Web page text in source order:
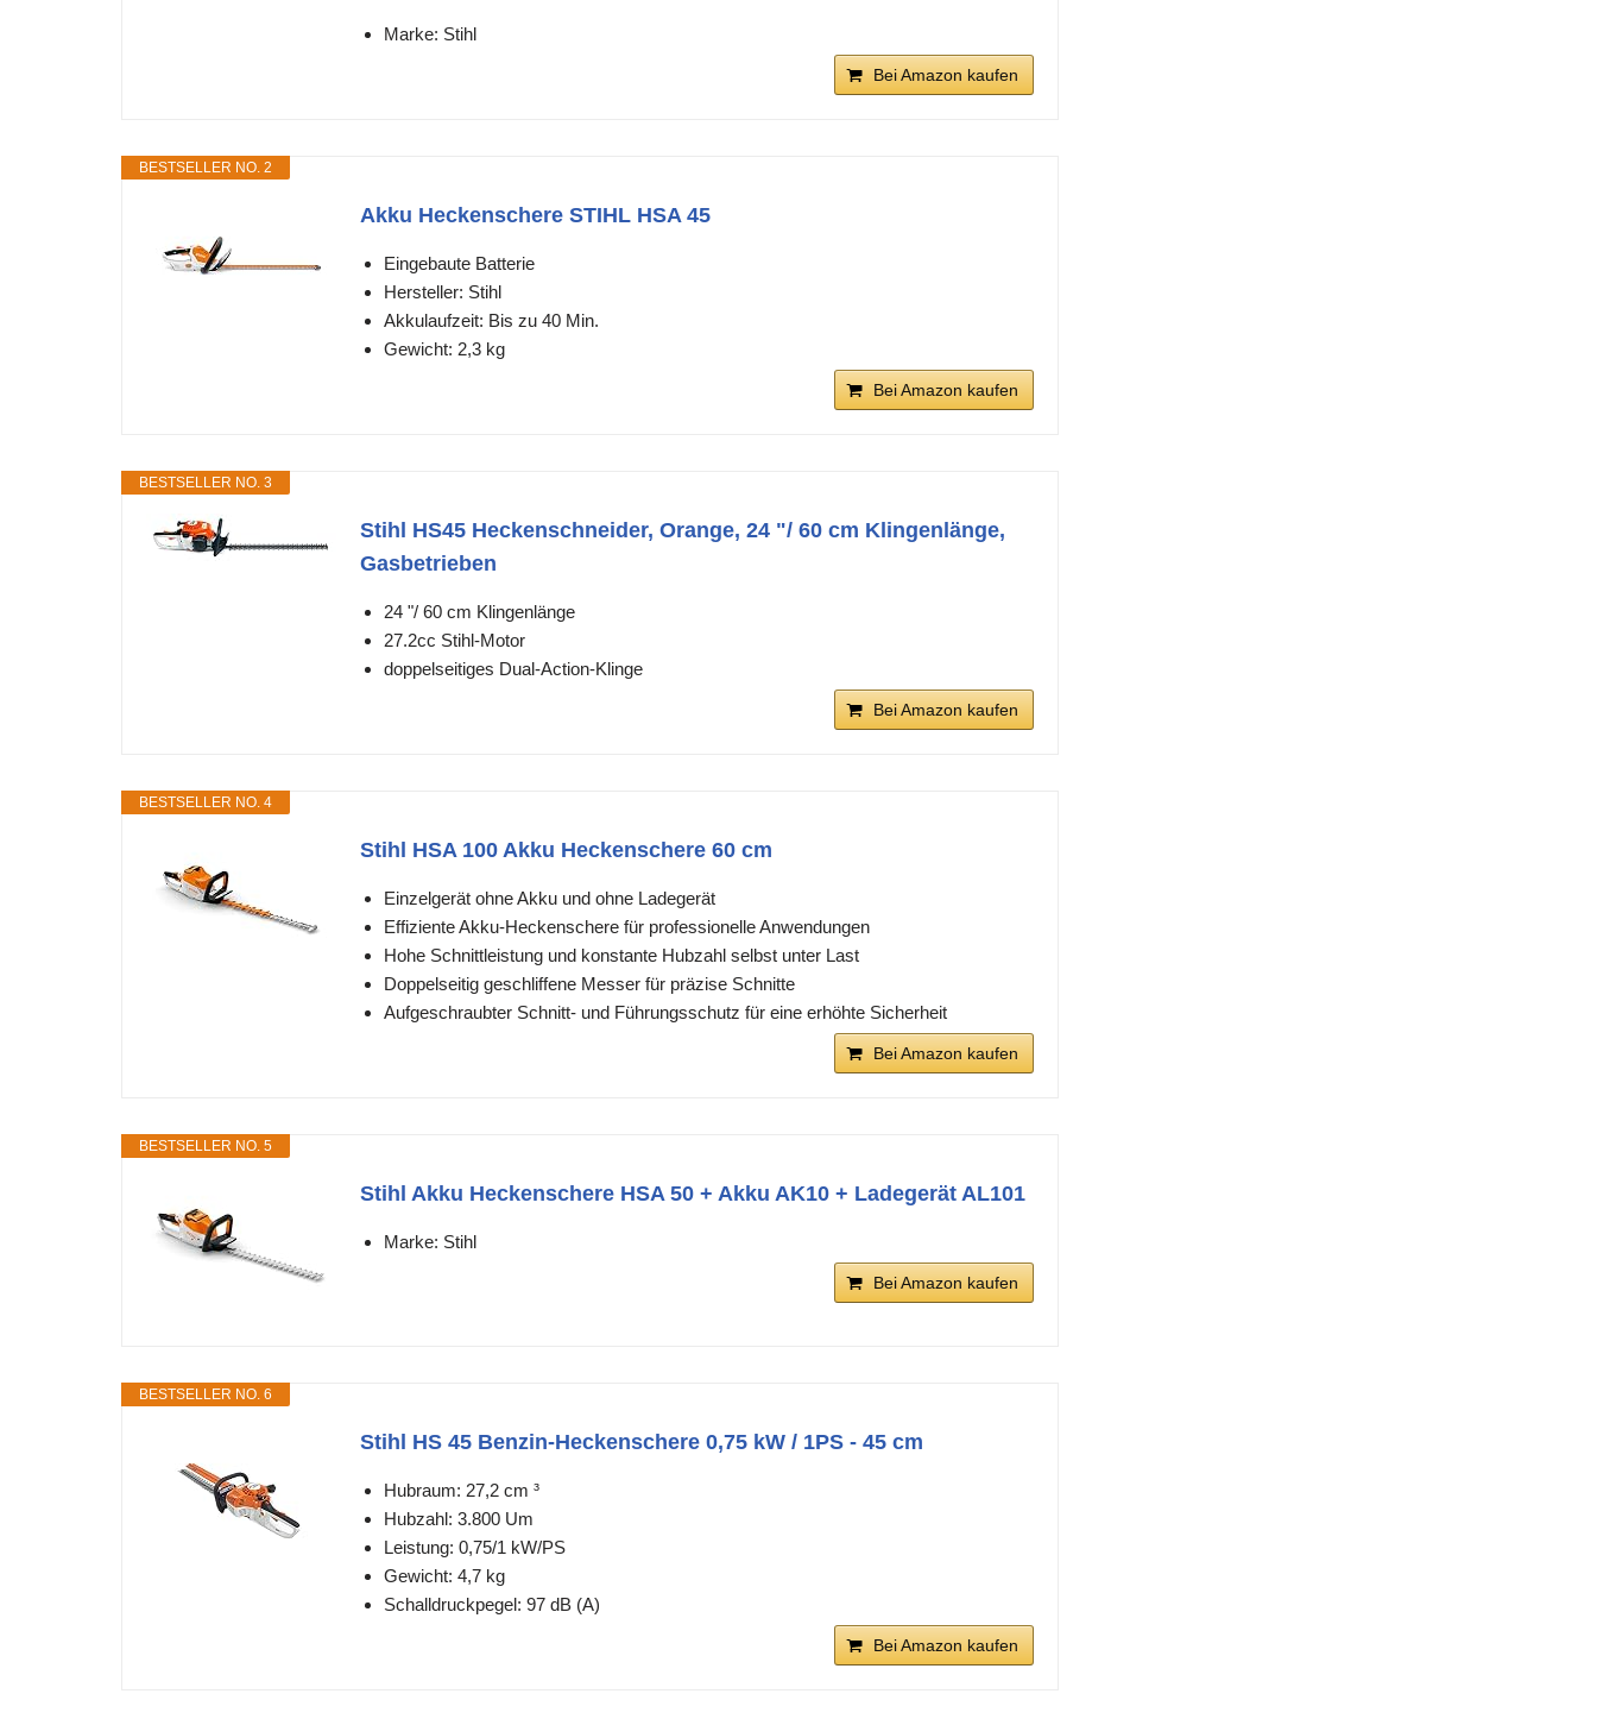
Marke: Stihl
Bei Amazon kaufen
BESTSELLER NO. 2
Akku Heckenschere STIHL HSA 45
Eingebaute Batterie
Hersteller: Stihl
Akkulaufzeit: Bis zu 40 Min.
Gewicht: 2,3 kg
Bei Amazon kaufen
BESTSELLER NO. 3
Stihl HS45 Heckenschneider, Orange, 24 "/ 60 cm Klingenlänge,
Gasbetrieben
24 "/ 60 cm Klingenlänge
27.2cc Stihl-Motor
doppelseitiges Dual-Action-Klinge
Bei Amazon kaufen
BESTSELLER NO. 4
Stihl HSA 100 Akku Heckenschere 60 cm
Einzelgerät ohne Akku und ohne Ladegerät
Effiziente Akku-Heckenschere für professionelle Anwendungen
Hohe Schnittleistung und konstante Hubzahl selbst unter Last
Doppelseitig geschliffene Messer für präzise Schnitte
Aufgeschraubter Schnitt- und Führungsschutz für eine erhöhte Sicherheit
Bei Amazon kaufen
BESTSELLER NO. 5
Stihl Akku Heckenschere HSA 50 + Akku AK10 + Ladegerät AL101
Marke: Stihl
Bei Amazon kaufen
BESTSELLER NO. 6
Stihl HS 45 Benzin-Heckenschere 0,75 kW / 1PS - 45 cm
Hubraum: 27,2 cm ³
Hubzahl: 3.800 Um
Leistung: 0,75/1 kW/PS
Gewicht: 4,7 kg
Schalldruckpegel: 97 dB (A)
Bei Amazon kaufen